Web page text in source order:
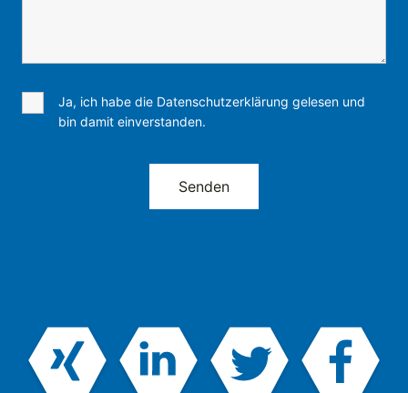
Ja, ich habe die Datenschutzerklärung gelesen und
bin damit einverstanden.